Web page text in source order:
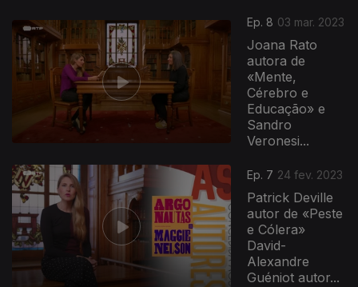
Ep. 8 03 mar. 2023
Joana Rato
autora de
«Mente,
Cérebro e
Educação» e
Sandro
Veronesi...
Ep. 7 24 fev. 2023
Patrick Deville
autor de «Peste
e Cólera»
David-
Alexandre
Guéniot autor...